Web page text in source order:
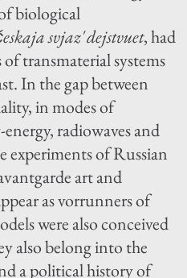
biological
svjaz′ dejstvuet, had
transmaterial systems
In the gap between
in modes of
radiowaves and
experiments of Russian
art and
as vorrunners of
were also conceived
also belong into the
a political history of